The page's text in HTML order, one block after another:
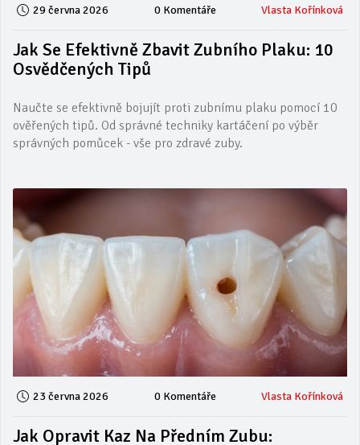
29 června 2026 0 Komentáře Vlasta Kořínková
Jak Se Efektivně Zbavit Zubního Plaku: 10
Osvědčených Tipů
Naučte se efektivně bojujít proti zubnímu plaku pomocí 10
ověřených tipů. Od správné techniky kartáčení po výběr
správných pomůcek - vše pro zdravé zuby.
23 června 2026 0 Komentáře Vlasta Kořínková
Jak Opravit Kaz Na Předním Zubu: